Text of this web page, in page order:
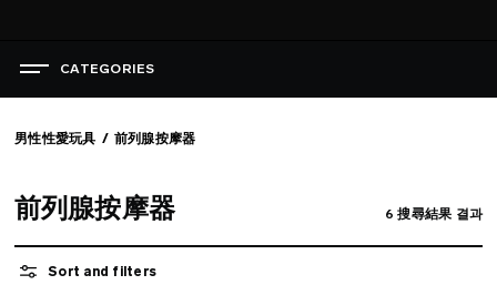
CATEGORIES
最暢銷的性愛玩具
男性性愛玩具
前列腺按摩器
男性性愛玩具 前列腺按摩器
前列腺按摩器 6 搜尋結果 결과
Sort and filters